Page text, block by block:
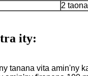
2 taona
ity:
tanana vita amin'ny